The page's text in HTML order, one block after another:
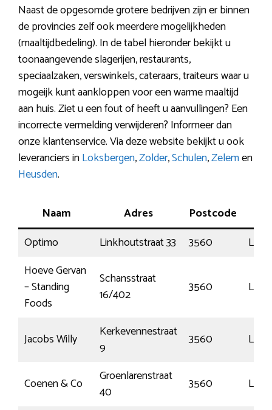
Naast de opgesomde grotere bedrijven zijn er binnen
de provincies zelf ook meerdere mogelijkheden
(maaltijdbedeling). In de tabel hieronder bekijkt u
toonaangevende slagerijen, restaurants,
speciaalzaken, verswinkels, cateraars, traiteurs waar u
mogeijk kunt aankloppen voor een warme maaltijd
aan huis. Ziet u een fout of heeft u aanvullingen? Een
incorrecte vermelding verwijderen? Informeer dan
onze klantenservice. Via deze website bekijkt u ook
leveranciers inLoksbergen,Zolder,Schulen,Zelemen
Heusden.
Naam Adres Postcode
Optimo
Linkhoutstraat 33 3560
Hoeve Gervan
– Standing
Foods
Schansstraat
16/402
3560
Jacobs Willy
Kerkevennestraat
9
3560
Coenen & Co
Groenlarenstraat
40
3560